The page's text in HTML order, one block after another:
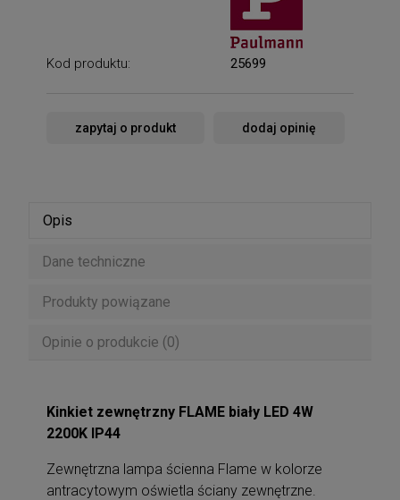
Kod produktu: 25699
zapytaj o produkt dodaj opinię
Opis
Dane techniczne
Produkty powiązane
Opinie o produkcie (0)
Kinkiet zewnętrzny FLAME biały LED 4W
2200K IP44
Zewnętrzna lampa ścienna Flame w kolorze
antracytowym oświetla ściany zewnętrzne.